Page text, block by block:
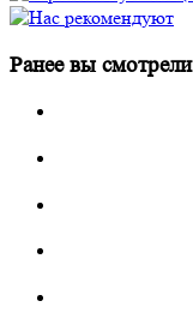
Ранее вы смотрели